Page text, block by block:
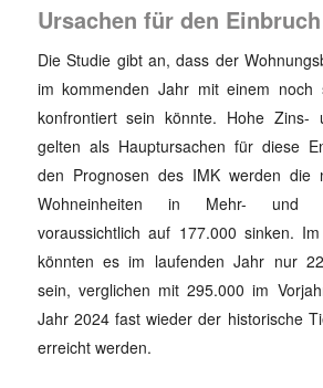
Ursachen für den Einbruch
Die Studie gibt an, dass der
im kommenden Jahr mit einem noch
konfrontiert sein könnte. Hohe Zins-
gelten als Hauptursachen für diese
den Prognosen des IMK werden die
Wohneinheiten in Mehr- und
voraussichtlich auf 177.000 sinken.
könnten es im laufenden Jahr nur
sein, verglichen mit 295.000 im
Jahr 2024 fast wieder der historische
erreicht werden.